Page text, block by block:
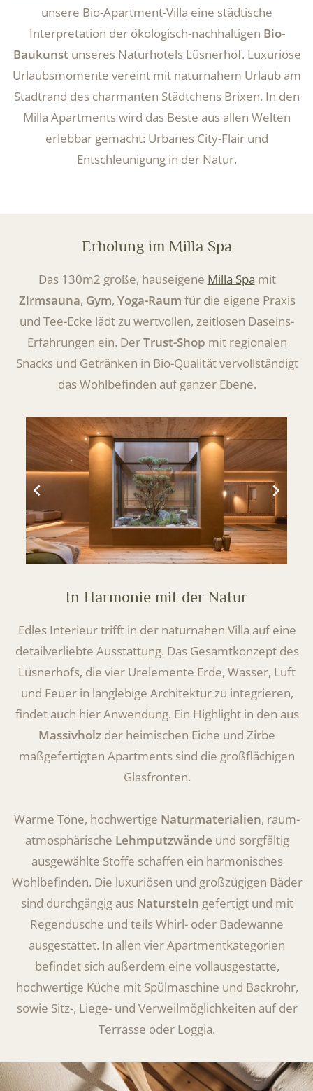
unsere Bio-Apartment-Villa eine städtische
Interpretation der ökologisch-nachhaltigen Bio-
Baukunstunseres Naturhotels Lüsnerhof. Luxuriöse
Urlaubsmomente vereint mit naturnahem Urlaub am
Stadtrand des charmanten Städtchens Brixen. In den
Milla Apartments wird das Beste aus allen Welten
erlebbar gemacht: Urbanes City-Flair und
Entschleunigung in der Natur.
Erholung im Milla Spa
Das 130m2 große, hauseigene Milla Spa mit
Zirmsauna, Gym, Yoga-Raum für die eigene Praxis
und Tee-Ecke lädt zu wertvollen, zeitlosen Daseins-
Erfahrungen ein. DerTrust-Shop mit regionalen
Snacks und Getränken in Bio-Qualität vervollständigt
das Wohlbefinden auf ganzer Ebene.
In Harmonie mit der Natur
Edles Interieur trifft in der naturnahen Villa auf eine
detailverliebte Ausstattung. Das Gesamtkonzept des
Lüsnerhofs, die vier Urelemente Erde, Wasser, Luft
und Feuer in langlebige Architektur zu integrieren,
findet auch hier Anwendung. Ein Highlight in den aus
Massivholz der heimischen Eiche und Zirbe
maßgefertigten Apartments sind die großflächigen
Glasfronten.
Warme Töne, hochwertige Naturmaterialien, raum-
atmosphärische Lehmputzwände und sorgfältig
ausgewählte Stoffe schaffen ein harmonisches
Wohlbefinden. Die luxuriösen und großzügigen Bäder
sind durchgängig aus Naturstein gefertigt und mit
Regendusche und teils Whirl- oder Badewanne
ausgestattet. In allen vier Apartmentkategorien
befindet sich außerdem eine vollausgestatte,
hochwertige Küche mit Spülmaschine und Backrohr,
sowie Sitz-, Liege- und Verweilmöglichkeiten auf der
Terrasse oder Loggia.